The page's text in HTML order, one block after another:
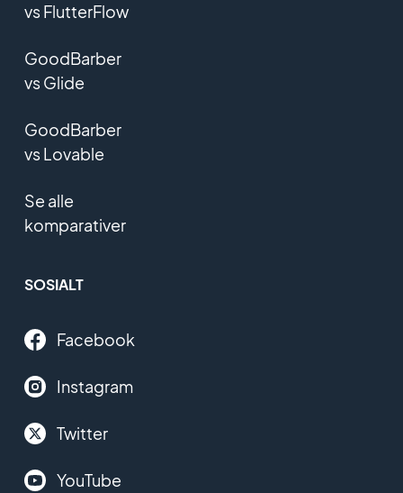
vs FlutterFlow
GoodBarber
vs Glide
GoodBarber
vs Lovable
Se alle
komparativer
SOSIALT
Facebook
Instagram
Twitter
YouTube